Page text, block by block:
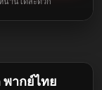
น้านี้ได้สะดวก
ากย์ไทย